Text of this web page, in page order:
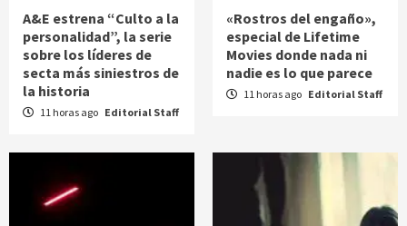
A&E estrena “Culto a la
personalidad”, la serie
sobre los líderes de
secta más siniestros de
la historia
11 horas ago Editorial Staff
«Rostros del engaño»,
especial de Lifetime
Movies donde nada ni
nadie es lo que parece
11 horas ago Editorial Staff